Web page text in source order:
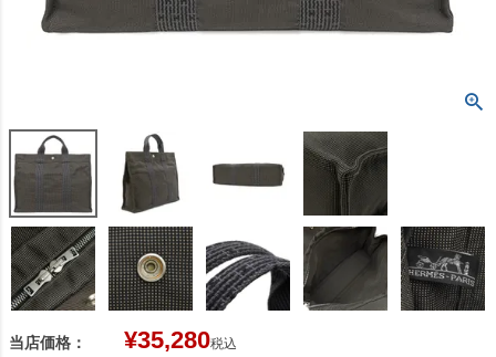
当店価格： ¥35,280税込